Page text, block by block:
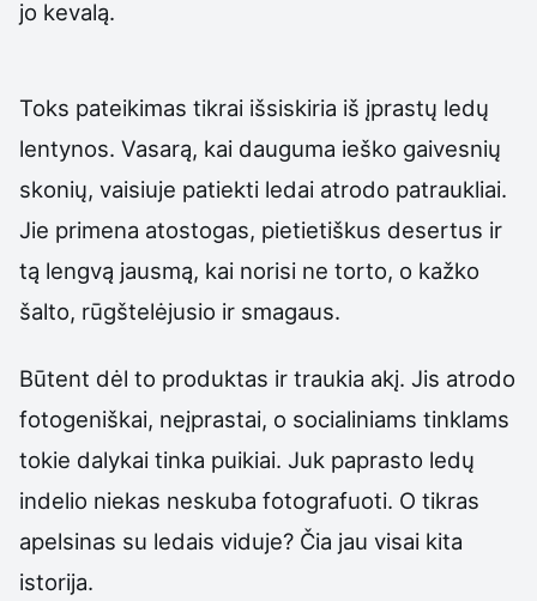
jo kevalą.
Toks pateikimas tikrai išsiskiria iš įprastų ledų
lentynos. Vasarą, kai dauguma ieško gaivesnių
skonių, vaisiuje patiekti ledai atrodo patraukliai.
Jie primena atostogas, pietietiškus desertus ir
tą lengvą jausmą, kai norisi ne torto, o kažko
šalto, rūgštelėjusio ir smagaus.
Būtent dėl to produktas ir traukia akį. Jis atrodo
fotogeniškai, neįprastai, o socialiniams tinklams
tokie dalykai tinka puikiai. Juk paprasto ledų
indelio niekas neskuba fotografuoti. O tikras
apelsinas su ledais viduje? Čia jau visai kita
istorija.